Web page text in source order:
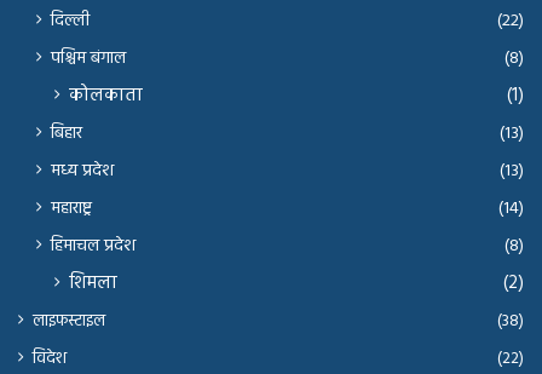
दिल्ली
(22)
पश्चिम बंगाल
(8)
कोलकाता (1)
बिहार
(13)
मध्य प्रदेश
(13)
महाराष्ट्र
(14)
हिमाचल प्रदेश
(8)
शिमला (2)
लाइफस्टाइल
(38)
विदेश
(22)